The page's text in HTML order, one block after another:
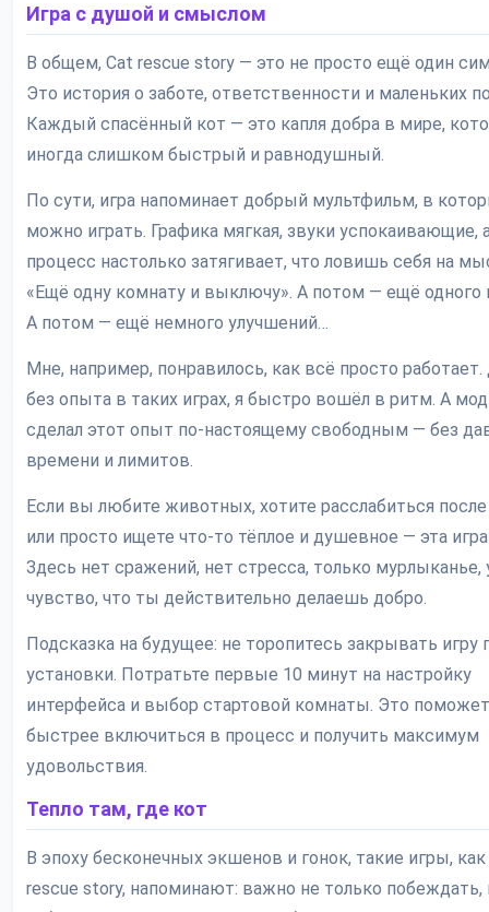
Игра с душой и смыслом
В общем, Cat rescue story — это не просто ещё один
Это история о заботе, ответственности и маленьких
Каждый спасённый кот — это капля добра в мире,
иногда слишком быстрый и равнодушный.
По сути, игра напоминает добрый мультфильм, в
можно играть. Графика мягкая, звуки успокаивающие,
процесс настолько затягивает, что ловишь себя на
«Ещё одну комнату и выключу». А потом — ещё одного
А потом — ещё немного улучшений…
Мне, например, понравилось, как всё просто
без опыта в таких играх, я быстро вошёл в ритм. А мод
сделал этот опыт по-настоящему свободным — без
времени и лимитов.
Если вы любите животных, хотите расслабиться
или просто ищете что-то тёплое и душевное — эта
Здесь нет сражений, нет стресса, только мурлыканье,
чувство, что ты действительно делаешь добро.
Подсказка на будущее: не торопитесь закрывать игру
установки. Потратьте первые 10 минут на настройку
интерфейса и выбор стартовой комнаты. Это
быстрее включиться в процесс и получить максимум
удовольствия.
Тепло там, где кот
В эпоху бесконечных экшенов и гонок, такие игры,
rescue story, напоминают: важно не только побеждать,